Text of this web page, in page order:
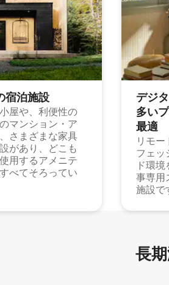
宿⁠泊⁠施⁠設
屋や、利便性の
マンション・ア
さまざまな家具
があり、どこも
用するアメニテ
べてそろってい
デジ
多⁠い
最⁠適
リモー
フェッ
ド環
事専用
施設で
長